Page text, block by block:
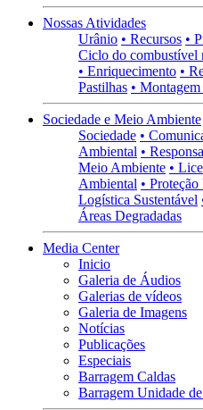
Nossas Atividades
Urânio • Recursos •
Ciclo do combustível
• Enriquecimento •
Pastilhas •
Sociedade e Meio Ambiente
Sociedade •
Ambiental •
Meio Ambiente •
Ambiental •
Logística Sustentável
Áreas Degradadas
Media Center
Inicio
Galeria de Áudios
Galerias de vídeos
Galeria de Imagens
Notícias
Publicações
Especiais
Barragem Caldas
Barragem Unidade